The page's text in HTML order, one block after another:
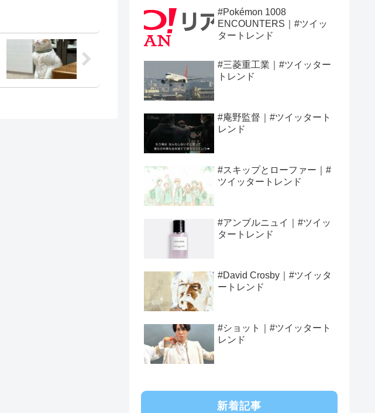
#Pokémon 1008
ENCOUNTERS｜#ツイッ
タートレンド
#三菱重工業｜#ツイッター
トレンド
#庵野監督｜#ツイッタート
レンド
#スキップとローファー｜#
ツイッタートレンド
#アンブルニュイ｜#ツイッ
タートレンド
#David Crosby｜#ツイッタ
ートレンド
#ショット｜#ツイッタート
レンド
新着記事